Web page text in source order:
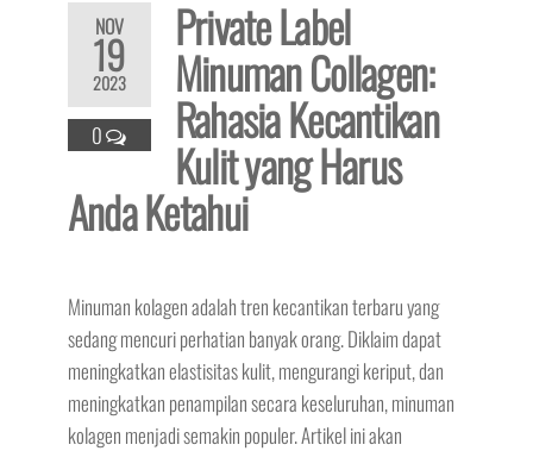
NOV
19
2023
0
Private Label
Minuman Collagen:
Rahasia Kecantikan
Kulit yang Harus
Anda Ketahui
Minuman kolagen adalah tren kecantikan terbaru yang
sedang mencuri perhatian banyak orang. Diklaim dapat
meningkatkan elastisitas kulit, mengurangi keriput, dan
meningkatkan penampilan secara keseluruhan, minuman
kolagen menjadi semakin populer. Artikel ini akan